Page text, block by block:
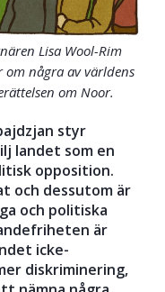
Lisa Wool-Rim
några av världens
om Noor.
styr
landet som en
opposition.
och dessutom är
och politiska
är
icke-
diskriminering,